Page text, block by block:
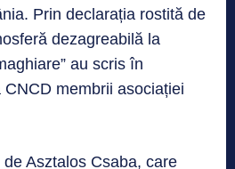
Prin declarația rostită de
dezagreabilă la
au scris în
membrii asociației
Asztalos Csaba, care